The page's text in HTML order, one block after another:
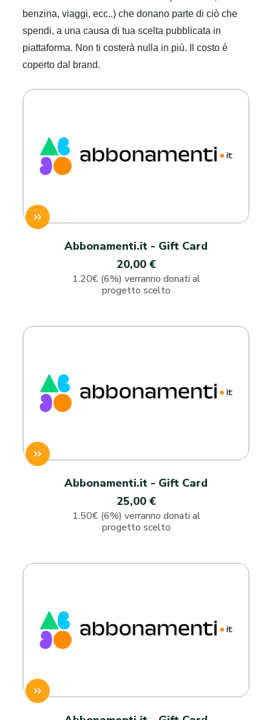
benzina, viaggi, ecc..) che donano parte di ciò che
spendi, a una causa di tua scelta pubblicata in
piattaforma. Non ti costerà nulla in più. Il costo è
coperto dal brand.
Abbonamenti.it - Gift Card
20,00 €
1.20€ (6%) verranno donati al
progetto scelto
Abbonamenti.it - Gift Card
25,00 €
1.50€ (6%) verranno donati al
progetto scelto